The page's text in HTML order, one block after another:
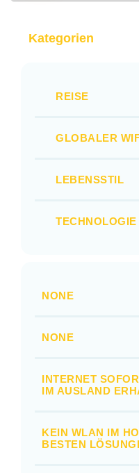
Kategorien
REISE
GLOBALER
LEBENSSTIL
TECHNOLOGIE
NONE
NONE
INTERNET
IM AUSLAND
KEIN WLAN IM
BESTEN